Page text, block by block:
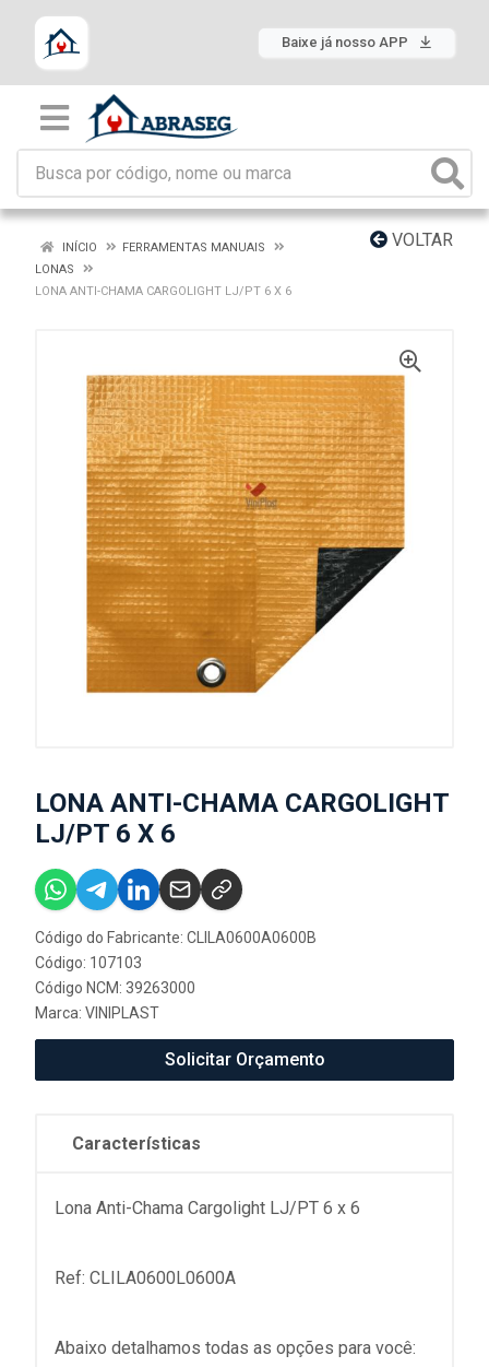
Baixe já nosso APP
VOLTAR
INÍCIO
FERRAMENTAS MANUAIS
LONAS
LONA ANTI-CHAMA CARGOLIGHT LJ/PT 6 X 6
LONA ANTI-CHAMA CARGOLIGHT
LJ/PT 6 X 6
Código do Fabricante: CLILA0600A0600B
Código: 107103
Código NCM: 39263000
Marca: VINIPLAST
Solicitar Orçamento
Características
Lona Anti-Chama Cargolight LJ/PT 6 x 6
Ref: CLILA0600L0600A
Abaixo detalhamos todas as opções para você: